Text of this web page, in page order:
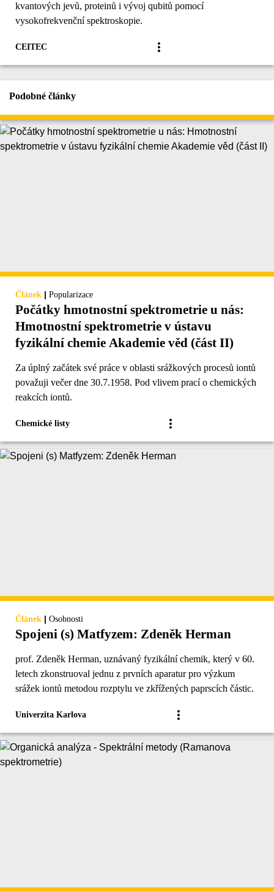
kvantových jevů, proteinů i vývoj qubitů pomocí
vysokofrekvenční spektroskopie.
CEITEC
Podobné články
Článek | Popularizace
Počátky hmotnostní spektrometrie u nás:
Hmotnostní spektrometrie v ústavu
fyzikální chemie Akademie věd (část II)
Za úplný začátek své práce v oblasti srážkových procesů iontů
považuji večer dne 30.7.1958. Pod vlivem prací o chemických
reakcích iontů.
Chemické listy
Článek | Osobnosti
Spojeni (s) Matfyzem: Zdeněk Herman
prof. Zdeněk Herman, uznávaný fyzikální chemik, který v 60.
letech zkonstruoval jednu z prvních aparatur pro výzkum
srážek iontů metodou rozptylu ve zkřížených paprscích částic.
Univerzita Karlova